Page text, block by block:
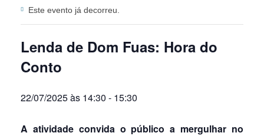
Este evento já decorreu.
Lenda de Dom Fuas: Hora do
Conto
22/07/2025 às 14:30 - 15:30
A atividade convida o público a mergulhar no